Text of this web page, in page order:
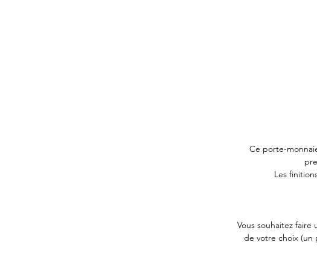
Ce porte-
Les
Vous souhaitez
de votre choix (un